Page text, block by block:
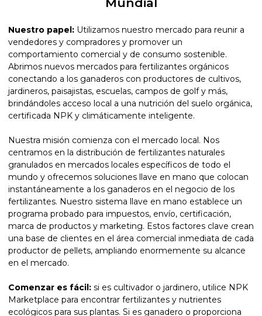
Nuestro papel: Utilizamos nuestro mercado para reunir a
vendedores y compradores y promover un
comportamiento comercial y de consumo sostenible.
Abrimos nuevos mercados para fertilizantes orgánicos
conectando a los ganaderos con productores de cultivos,
jardineros, paisajistas, escuelas, campos de golf y más,
brindándoles acceso local a una nutrición del suelo orgánica,
certificada NPK y climáticamente inteligente.
Nuestra misión comienza con el mercado local. Nos
centramos en la distribución de fertilizantes naturales
granulados en mercados locales específicos de todo el
mundo y ofrecemos soluciones llave en mano que colocan
instantáneamente a los ganaderos en el negocio de los
fertilizantes. Nuestro sistema llave en mano establece un
programa probado para impuestos, envío, certificación,
marca de productos y marketing. Estos factores clave crean
una base de clientes en el área comercial inmediata de cada
productor de pellets, ampliando enormemente su alcance
en el mercado.
Comenzar es fácil: si es cultivador o jardinero, utilice NPK
Marketplace para encontrar fertilizantes y nutrientes
ecológicos para sus plantas. Si es ganadero o proporciona